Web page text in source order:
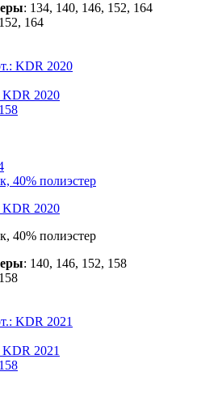
: 134, 140, 146, 152, 164
164
KDR 2020
40% полиэстер
KDR 2020
40% полиэстер
: 140, 146, 152, 158
KDR 2021